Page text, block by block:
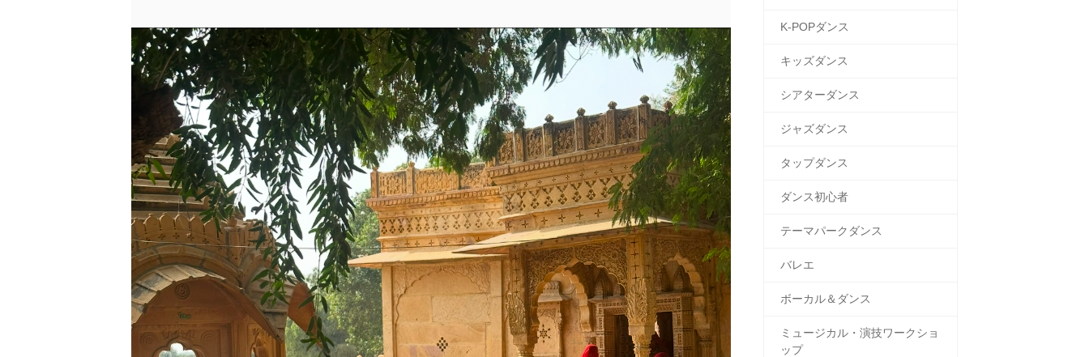
K-POPダンス
キッズダンス
シアターダンス
ジャズダンス
タップダンス
ダンス初心者
テーマパークダンス
バレエ
ボーカル＆ダンス
ミュージカル・演技ワークショ
ップ